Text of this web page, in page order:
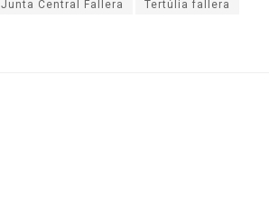
Junta Central Fallera Tertúlia fallera